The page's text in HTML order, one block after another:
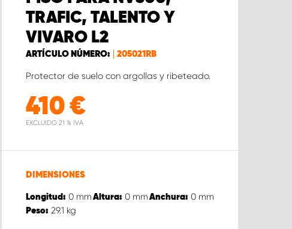
TRAFIC, TALENTO Y
VIVARO L2
ARTÍCULO NÚMERO: 205021RB
Protector de suelo con argollas y ribeteado.
410€
EXCLUIDO 21 % IVA
DIMENSIONES
Longitud: 0 mm Altura: 0 mm Anchura: 0 mm
Peso: 29.1 kg